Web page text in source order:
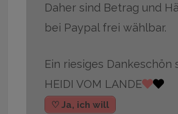
Daher sind Betrag und
bei Paypal frei wählbar.
Ein riesiges Dankeschön
HEIDI VOM LANDE
♡ Ja, ich will